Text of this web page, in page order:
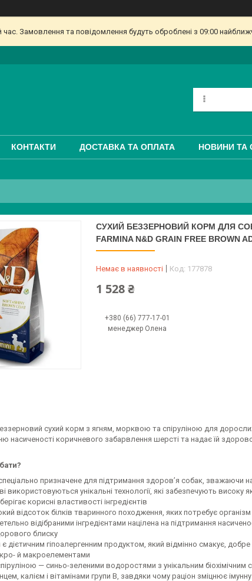
час. Замовлення та повідомлення будуть оброблені з 09:00
КОНТАКТИ ДОСТАВКА ТА ОПЛАТА НОВИНИ ТА
СУХИЙ БЕЗЗЕРНОВИЙ КОРМ ДЛЯ
FARMINA N&D GRAIN FREE
Немає в наявності Код: 177878
1 528 ₴
+380 (66) 777-17-01
менеджер Олена
сухий корм з ягням, морквою та спіруліною для
насиченості коричневого забарвлення шерсті та надає їй
призначене для підтримання здоров’я собак, зважаючи
використовуються унікальні технології, які забезпечують високу
корисні властивості інгредієнтів
відсоток білків тваринного походження, яких потребує
відібраними інгредієнтами націлена на підтримання
блиску
є дієтичним гіпоалергенним продуктом, який відмінно смакує,
й макроелементами
— синьо-зеленими водоростями з унікальним
калієм і вітамінами групи В, завдяки чому раціон зміцнює